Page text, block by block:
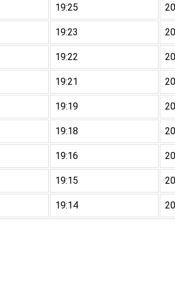
19:25
19:23
19:22
19:21
19:19
19:18
19:16
19:15
19:14